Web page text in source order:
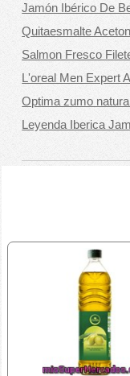
Jamón Ibérico De
Quitaesmalte
Salmon Fresco
L'oreal Men Expert
Optima zumo natural
Leyenda Iberica